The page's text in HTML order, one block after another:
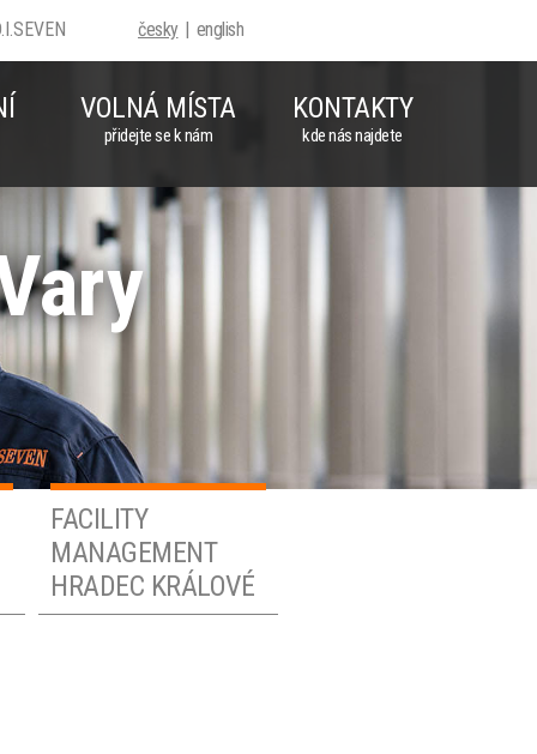
česky english
VOLNÁ MÍSTA
přidejte se k nám
KONTAKTY
kde nás najdete
FACILITY
MANAGEMENT
HRADEC KRÁLOVÉ